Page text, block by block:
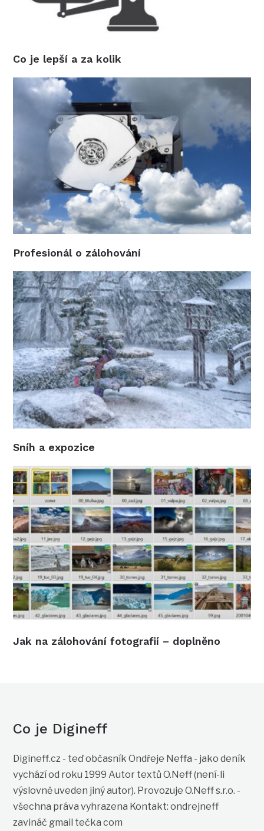
Co je lepší a za kolik
Profesionál o zálohování
Sníh a expozice
Jak na zálohování fotografií – doplněno
Co je Digineff
Digineff.cz - teď občasník Ondřeje Neffa - jako deník
vychází od roku 1999 Autor textů O.Neff (není-li
výslovně uveden jiný autor). Provozuje O.Neff s.r.o. -
všechna práva vyhrazena Kontakt: ondrejneff
zavináč gmail tečka com